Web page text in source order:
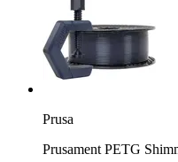
Prusa
Prusament PETG